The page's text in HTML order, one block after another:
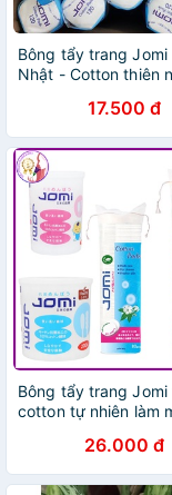
Bông tẩy trang Jomi
Nhật - Cotton thiên
17.500 đ
Bông tẩy trang Jomi
cotton tự nhiên làm
26.000 đ